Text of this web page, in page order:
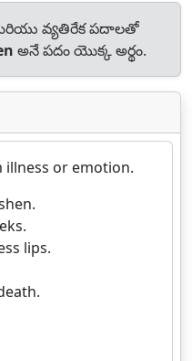
వ్యతిరేక పదాలతో
అనే పదం యొక్క అర్థం.
or emotion.
lips.